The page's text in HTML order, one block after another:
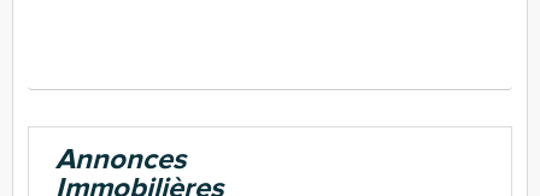
Annonces
Immobilières